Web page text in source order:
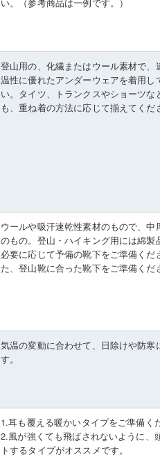
登山用の、化繊またはウール素材で、
温性に優れたアンダーウェアを着用し
い。タイツ、トランクスやショーツな
も、重ね着の方法に応じて揃えてくだ
ウールや吸汗速乾性素材のもので、中
のもの。登山・ハイキング用には綿製
必要に応じて予備の靴下をご準備くだ
た、登山靴に合った靴下をご準備くだ
気温の変動に合わせて、日除けや防寒
す。
1.耳も覆える暖かいタイプをご準備く
2.風が強くても飛ばされないように、
トするタイプがオススメです。